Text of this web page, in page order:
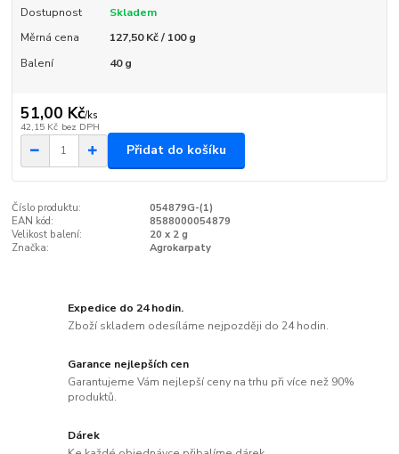
Dostupnost
Skladem
Měrná cena
127,50 Kč / 100 g
Balení
40 g
51,00 Kč/ks
42,15 Kč bez DPH
Přidat do košíku
Číslo produktu:
054879G-(1)
EAN kód:
8588000054879
Velikost balení:
20 x 2 g
Značka:
Agrokarpaty
Expedice do 24 hodin.
Zboží skladem odesíláme nejpozději do 24 hodin.
Garance nejlepších cen
Garantujeme Vám nejlepší ceny na trhu při více než 90%
produktů.
Dárek